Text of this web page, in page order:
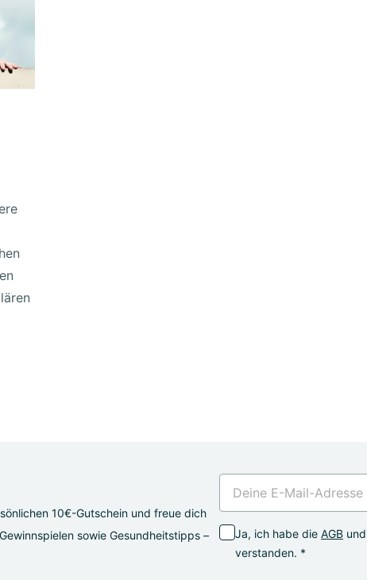
10€-Gutschein und freue dich
sowie Gesundheitstipps –
Ja, ich habe die AGB und
verstanden. *